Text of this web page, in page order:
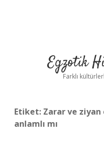
Egzotik
Farklı
Etiket: Zarar ve ziyan
anlamlı mı